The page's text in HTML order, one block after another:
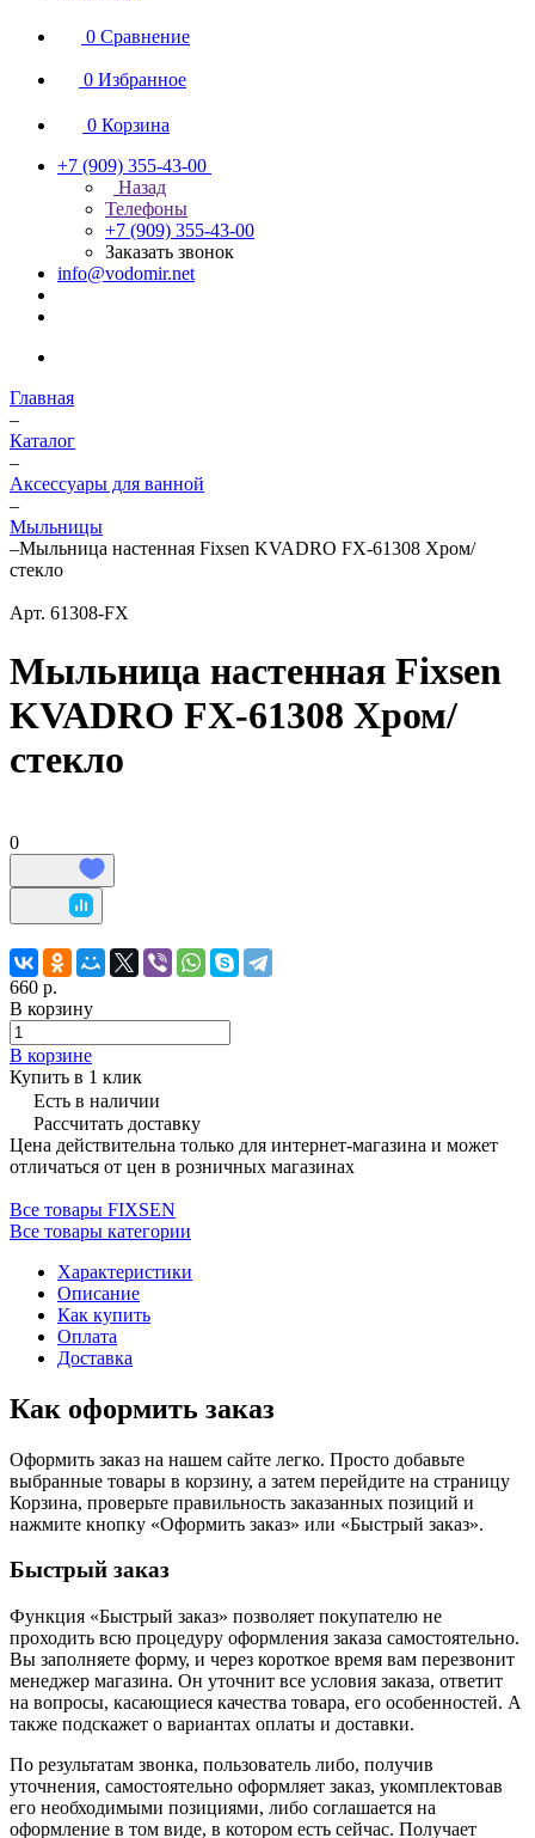
0 Сравнение
0 Избранное
0 Корзина
+7 (909) 355-43-00
Назад
Телефоны
+7 (909) 355-43-00
Заказать звонок
info@vodomir.net
Главная
–
Каталог
–
Аксессуары для ванной
–
Мыльницы
–Мыльница настенная Fixsen KVADRO FX-61308 Хром/
стекло
Арт. 61308-FX
Мыльница настенная Fixsen
KVADRO FX-61308 Хром/
стекло
0
660 р.
В корзину
В корзине
Купить в 1 клик
Есть в наличии
Рассчитать доставку
Цена действительна только для интернет-магазина и может
отличаться от цен в розничных магазинах
Все товары FIXSEN
Все товары категории
Характеристики
Описание
Как купить
Оплата
Доставка
Как оформить заказ
Оформить заказ на нашем сайте легко. Просто добавьте
выбранные товары в корзину, а затем перейдите на страницу
Корзина, проверьте правильность заказанных позиций и
нажмите кнопку «Оформить заказ» или «Быстрый заказ».
Быстрый заказ
Функция «Быстрый заказ» позволяет покупателю не
проходить всю процедуру оформления заказа самостоятельно.
Вы заполняете форму, и через короткое время вам перезвонит
менеджер магазина. Он уточнит все условия заказа, ответит
на вопросы, касающиеся качества товара, его особенностей. А
также подскажет о вариантах оплаты и доставки.
По результатам звонка, пользователь либо, получив
уточнения, самостоятельно оформляет заказ, укомплектовав
его необходимыми позициями, либо соглашается на
оформление в том виде, в котором есть сейчас. Получает